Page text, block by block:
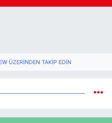
ÜZERINDEN TAKIP EDIN